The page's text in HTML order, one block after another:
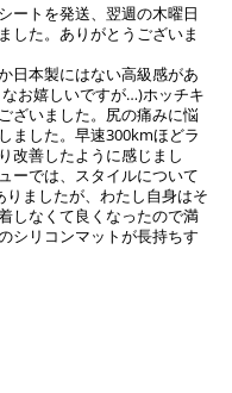
ートを発送、翌週の木曜日
した。ありがとうございま
日本製にはない高級感があ
お嬉しいですが…)ホッチキ
ざいました。尻の痛みに悩
ました。早速300kmほどラ
改善したように感じまし
ーでは、スタイルについて
ましたが、わたし自身はそ
しなくて良くなったので満
シリコンマットが長持ちす